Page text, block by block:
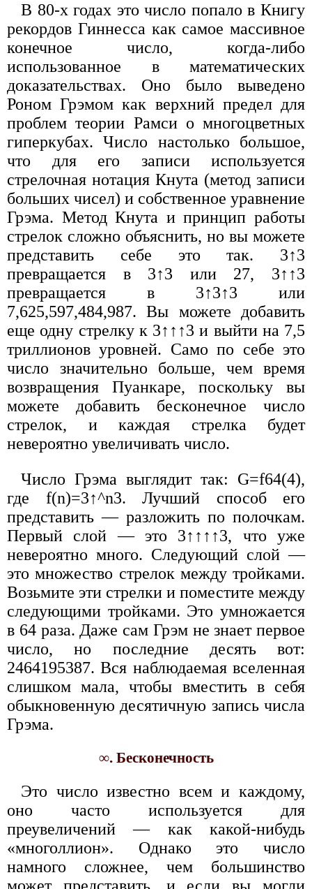
В 80-х годах это число попало в Книгу
рекордов Гиннесса как самое массивное
конечное число, когда-либо
использованное в математических
доказательствах. Оно было выведено
Роном Грэмом как верхний предел для
проблем теории Рамси о многоцветных
гиперкубах. Число настолько большое,
что для его записи используется
стрелочная нотация Кнута (метод записи
больших чисел) и собственное уравнение
Грэма. Метод Кнута и принцип работы
стрелок сложно объяснить, но вы можете
представить себе это так. 3↑3
превращается в 3↑3 или 27, 3↑↑3
превращается в 3↑3↑3 или
7,625,597,484,987. Вы можете добавить
еще одну стрелку к 3↑↑↑3 и выйти на 7,5
триллионов уровней. Само по себе это
число значительно больше, чем время
возвращения Пуанкаре, поскольку вы
можете добавить бесконечное число
стрелок, и каждая стрелка будет
невероятно увеличивать число.
Число Грэма выглядит так: G=f64(4),
где f(n)=3↑^n3. Лучший способ его
представить — разложить по полочкам.
Первый слой — это 3↑↑↑↑3, что уже
невероятно много. Следующий слой —
это множество стрелок между тройками.
Возьмите эти стрелки и поместите между
следующими тройками. Это умножается
в 64 раза. Даже сам Грэм не знает первое
число, но последние десять вот:
2464195387. Вся наблюдаемая вселенная
слишком мала, чтобы вместить в себя
обыкновенную десятичную запись числа
Грэма.
∞. Бесконечность
Это число известно всем и каждому,
оно часто используется для
преувеличений — как какой-нибудь
«многоллион». Однако это число
намного сложнее, чем большинство